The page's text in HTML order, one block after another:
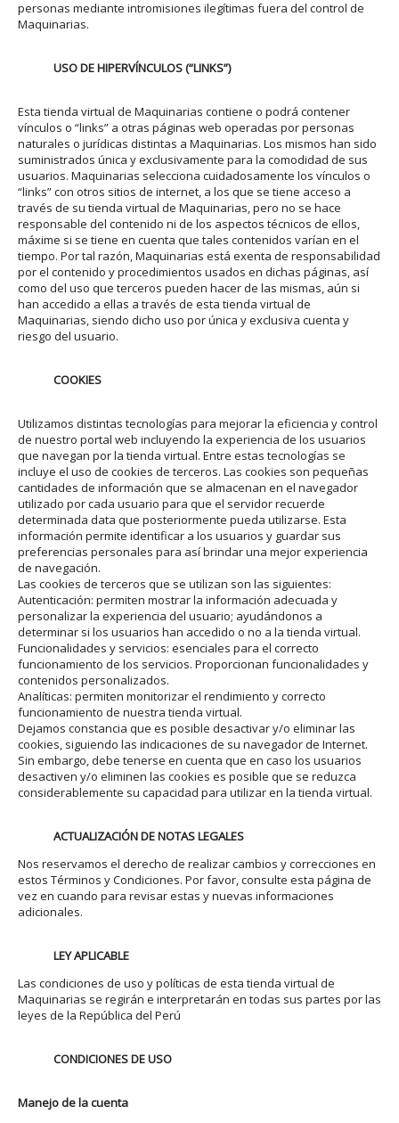
personas mediante intromisiones ilegítimas fuera del control de
Maquinarias.
USO DE HIPERVÍNCULOS (“LINKS”)
Esta tienda virtual de Maquinarias contiene o podrá contener
vínculos o “links” a otras páginas web operadas por personas
naturales o jurídicas distintas a Maquinarias. Los mismos han sido
suministrados única y exclusivamente para la comodidad de sus
usuarios. Maquinarias selecciona cuidadosamente los vínculos o
“links” con otros sitios de internet, a los que se tiene acceso a
través de su tienda virtual de Maquinarias, pero no se hace
responsable del contenido ni de los aspectos técnicos de ellos,
máxime si se tiene en cuenta que tales contenidos varían en el
tiempo. Por tal razón, Maquinarias está exenta de responsabilidad
por el contenido y procedimientos usados en dichas páginas, así
como del uso que terceros pueden hacer de las mismas, aún si
han accedido a ellas a través de esta tienda virtual de
Maquinarias, siendo dicho uso por única y exclusiva cuenta y
riesgo del usuario.
COOKIES
Utilizamos distintas tecnologías para mejorar la eficiencia y control
de nuestro portal web incluyendo la experiencia de los usuarios
que navegan por la tienda virtual. Entre estas tecnologías se
incluye el uso de cookies de terceros. Las cookies son pequeñas
cantidades de información que se almacenan en el navegador
utilizado por cada usuario para que el servidor recuerde
determinada data que posteriormente pueda utilizarse. Esta
información permite identificar a los usuarios y guardar sus
preferencias personales para así brindar una mejor experiencia
de navegación.
Las cookies de terceros que se utilizan son las siguientes:
Autenticación: permiten mostrar la información adecuada y
personalizar la experiencia del usuario; ayudándonos a
determinar si los usuarios han accedido o no a la tienda virtual.
Funcionalidades y servicios: esenciales para el correcto
funcionamiento de los servicios. Proporcionan funcionalidades y
contenidos personalizados.
Analíticas: permiten monitorizar el rendimiento y correcto
funcionamiento de nuestra tienda virtual.
Dejamos constancia que es posible desactivar y/o eliminar las
cookies, siguiendo las indicaciones de su navegador de Internet.
Sin embargo, debe tenerse en cuenta que en caso los usuarios
desactiven y/o eliminen las cookies es posible que se reduzca
considerablemente su capacidad para utilizar en la tienda virtual.
ACTUALIZACIÓN DE NOTAS LEGALES
Nos reservamos el derecho de realizar cambios y correcciones en
estos Términos y Condiciones. Por favor, consulte esta página de
vez en cuando para revisar estas y nuevas informaciones
adicionales.
LEY APLICABLE
Las condiciones de uso y políticas de esta tienda virtual de
Maquinarias se regirán e interpretarán en todas sus partes por las
leyes de la República del Perú
CONDICIONES DE USO
Manejo de la cuenta